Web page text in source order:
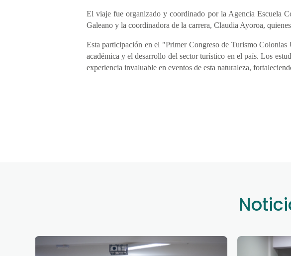
El viaje fue organizado y coordinado por la Agencia Escuela
Galeano y la coordinadora de la carrera, Claudia Ayoroa,
Esta participación en el "Primer Congreso de Turismo
académica y el desarrollo del sector turístico en el país. Los
experiencia invaluable en eventos de esta naturaleza,